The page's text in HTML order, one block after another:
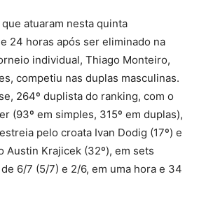
atuaram nesta quinta
24 horas após ser eliminado na
individual, Thiago Monteiro,
competiu nas duplas masculinas.
264º duplista do ranking, com o
(93º em simples, 315º em duplas),
pelo croata Ivan Dodig (17º) e
Austin Krajicek (32º), em sets
6/7 (5/7) e 2/6, em uma hora e 34